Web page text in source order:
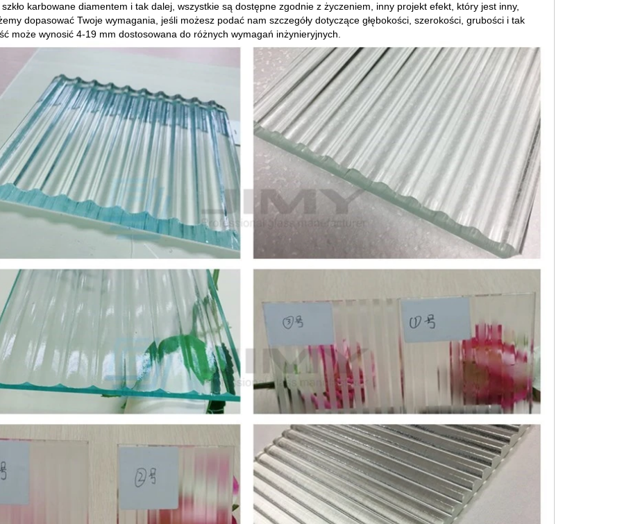
szkło karbowane diamentem i tak dalej, wszystkie są dostępne zgodnie z życzeniem, inny projekt efekt, który jest inny,
dopasować Twoje wymagania, jeśli możesz podać nam szczegóły dotyczące głębokości, szerokości, grubości i tak
może wynosić 4-19 mm dostosowana do różnych wymagań inżynieryjnych.